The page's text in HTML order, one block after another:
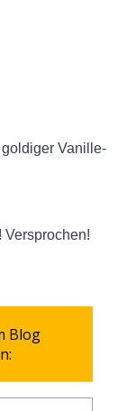
Vanille-
Versprochen!
Blog